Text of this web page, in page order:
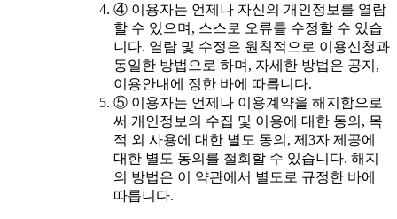
④ 이용자는 언제나 자신의 개인정보를 열람
할 수 있으며, 스스로 오류를 수정할 수 있습
니다. 열람 및 수정은 원칙적으로 이용신청과
동일한 방법으로 하며, 자세한 방법은 공지,
이용안내에 정한 바에 따릅니다.
⑤ 이용자는 언제나 이용계약을 해지함으로
써 개인정보의 수집 및 이용에 대한 동의, 목
적 외 사용에 대한 별도 동의, 제3자 제공에
대한 별도 동의를 철회할 수 있습니다. 해지
의 방법은 이 약관에서 별도로 규정한 바에
따릅니다.